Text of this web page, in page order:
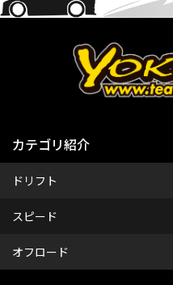
カテゴリ紹介
ドリフト
スピード
オフロード